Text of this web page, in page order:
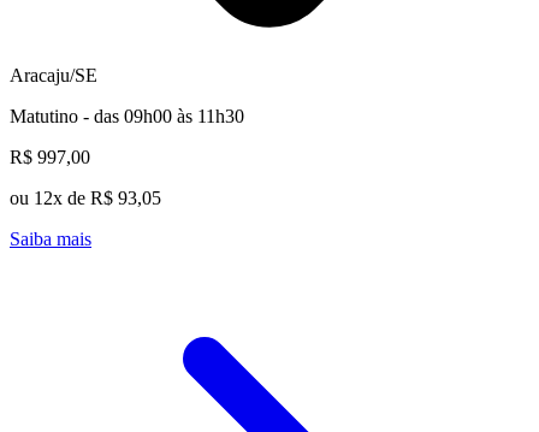
Aracaju/SE
Matutino - das 09h00 às 11h30
R$ 997,00
ou 12x de R$ 93,05
Saiba mais